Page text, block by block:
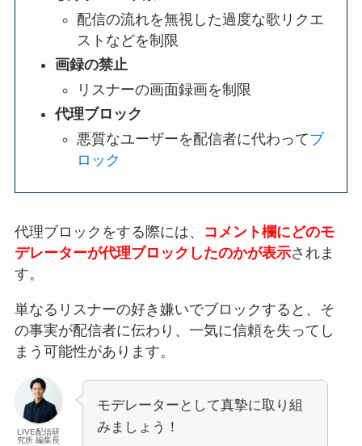
配信の流れを無視した過度な歌リクエ
ストなどを制限
画録の禁止
リスナーの画面録画を制限
代理ブロック
悪質なユーザーを配信者に代わってブ
ロック
代理ブロックをする際には、
コメント欄にどのモ
デレーターが代理ブロックしたのかが表示されま
す。
単なるリスナーの好き嫌いでブロックすると、そ
の事実が配信者に伝わり、一気に信頼を失ってし
まう可能性があります。
LIVE配信研
究所 編集長
モデレーターとして真摯に取り組
みましょう！